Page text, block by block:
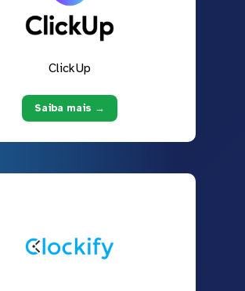
ClickUp
Saiba mais →